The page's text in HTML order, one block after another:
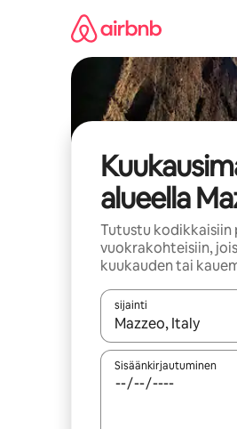
alueella
Tutustu kodikkaisiin
vuokrakohteisiin,
kuukauden tai
sijainti
Kun tulokset ovat
Sisäänkirjautuminen